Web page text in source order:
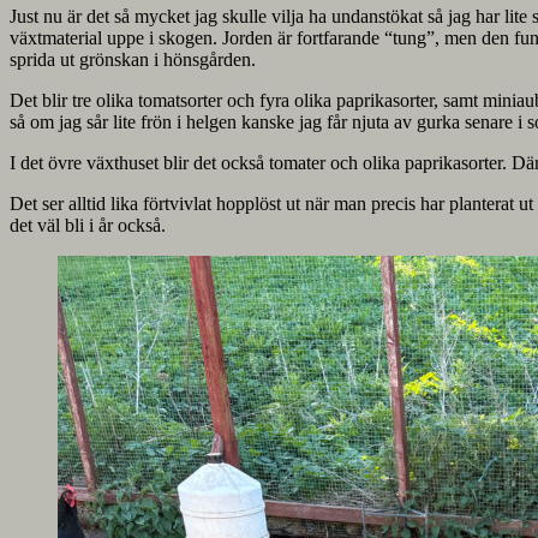
Just nu är det så mycket jag skulle vilja ha undanstökat så jag har
växtmaterial uppe i skogen. Jorden är fortfarande “tung”, men den
sprida ut grönskan i hönsgården.
Det blir tre olika tomatsorter och fyra olika paprikasorter, samt
så om jag sår lite frön i helgen kanske jag får njuta av gurka senare i
I det övre växthuset blir det också tomater och olika paprikasorter.
Det ser alltid lika förtvivlat hopplöst ut när man precis har planterat
det väl bli i år också.